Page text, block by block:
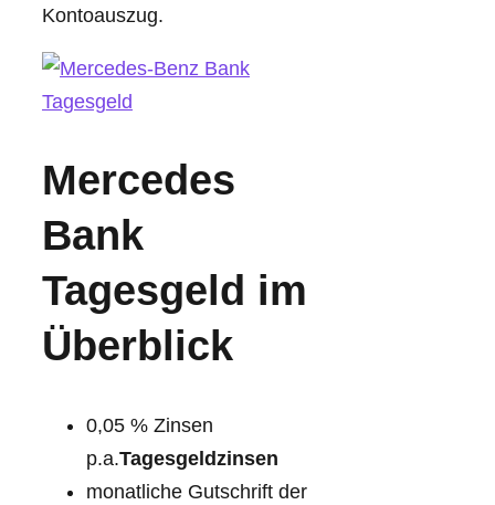
Kontoauszug.
Mercedes
Bank
Tagesgeld im
Überblick
0,05 % Zinsen
p.a.Tagesgeldzinsen
monatliche Gutschrift der